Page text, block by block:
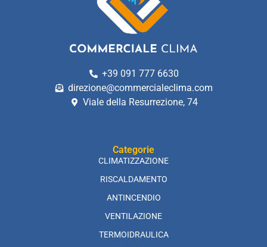
+39 091 777 6630
direzione@commercialeclima.com
Viale della Resurrezione, 74
Categorie
CLIMATIZZAZIONE
RISCALDAMENTO
ANTINCENDIO
VENTILAZIONE
TERMOIDRAULICA